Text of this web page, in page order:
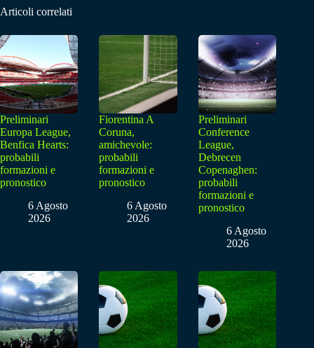
Articoli correlati
Preliminari
Europa League,
Benfica Hearts:
probabili
formazioni e
pronostico
6 Agosto
2026
Fiorentina A
Coruna,
amichevole:
probabili
formazioni e
pronostico
6 Agosto
2026
Preliminari
Conference
League,
Debrecen
Copenaghen:
probabili
formazioni e
pronostico
6 Agosto
2026